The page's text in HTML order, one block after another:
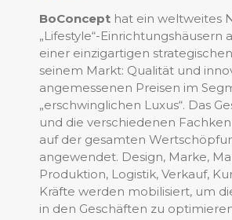
BoConcept hat ein weltweites
„Lifestyle“-Einrichtungshäusern
einer einzigartigen
seinem Markt: Qualität und
angemessenen Preisen im
„erschwinglichen Luxus“. Das
und die verschiedenen
auf der gesamten
angewendet. Design, Marke,
Produktion, Logistik, Verkauf,
Kräfte werden mobilisiert, um
in den Geschäften zu